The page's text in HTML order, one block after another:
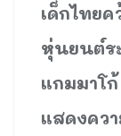
เด็กไทย
หุ่นยนต์ร
แกมมาโ
แสดงคว